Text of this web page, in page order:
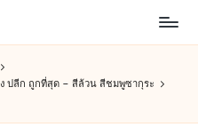
ปลีก ถูกที่สุด – สีล้วน สีชมพูซากุระ